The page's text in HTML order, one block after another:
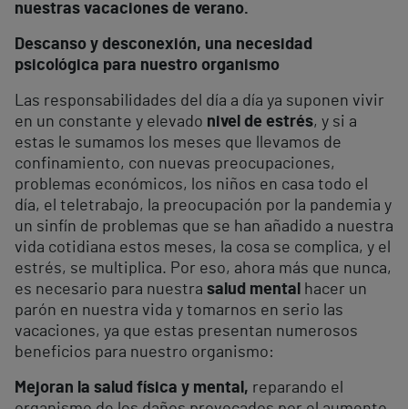
nuestras vacaciones de verano.
Descanso y desconexión, una necesidad
psicológica para nuestro organismo
Las responsabilidades del día a día ya suponen vivir
en un constante y elevado nivel de estrés, y si a
estas le sumamos los meses que llevamos de
confinamiento, con nuevas preocupaciones,
problemas económicos, los niños en casa todo el
día, el teletrabajo, la preocupación por la pandemia y
un sinfín de problemas que se han añadido a nuestra
vida cotidiana estos meses, la cosa se complica, y el
estrés, se multiplica. Por eso, ahora más que nunca,
es necesario para nuestra salud mental
hacer un
parón en nuestra vida y tomarnos en serio las
vacaciones, ya que estas presentan numerosos
beneficios para nuestro organismo:
Mejoran la salud física y mental, reparando el